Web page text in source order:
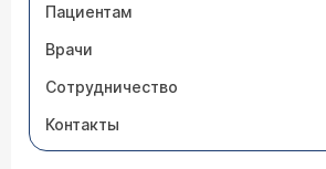
Пациентам
Врачи
Сотрудничество
Контакты